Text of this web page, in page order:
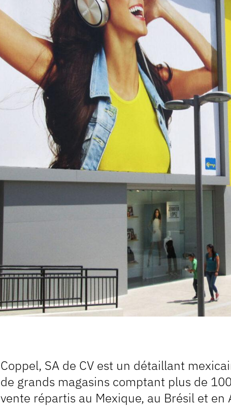
Coppel, SA de CV est un détaillant
de grands magasins comptant plus de
vente répartis au Mexique, au Brésil et en